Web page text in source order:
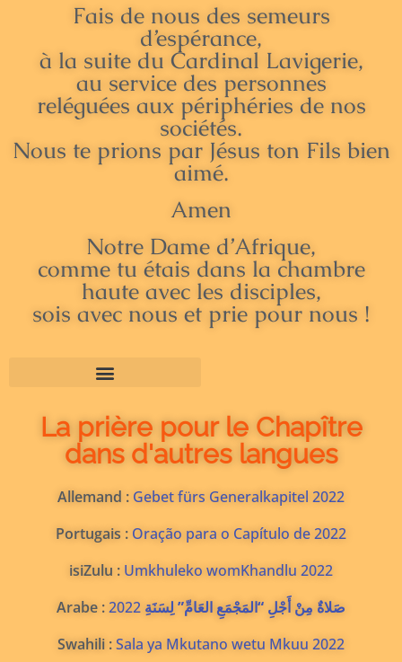
Fais de nous des semeurs
d’espérance,
à la suite du Cardinal Lavigerie,
au service des personnes
reléguées aux périphéries de nos
sociétés.
Nous te prions par Jésus ton Fils bien
aimé.
Amen
Notre Dame d’Afrique,
comme tu étais dans la chambre
haute avec les disciples,
sois avec nous et prie pour nous !
La prière pour le Chapître
dans d'autres langues
Allemand : Gebet fürs Generalkapitel 2022
Portugais : Oração para o Capítulo de 2022
isiZulu : Umkhuleko womKhandlu 2022
Arabe :2022 صَلاةٌ مِنْ أَجْلِ “المَجْمَعِ العَامِّ” لِسَنَةِ
Swahili :Sala ya Mkutano wetu Mkuu 2022